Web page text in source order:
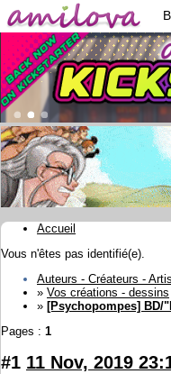
Accueil
Vous n'êtes pas identifié(e).
Auteurs - Créateurs -
» Vos créations - dessins
» [Psychopompes] BD/
Pages : 1
#1 11 Nov, 2019